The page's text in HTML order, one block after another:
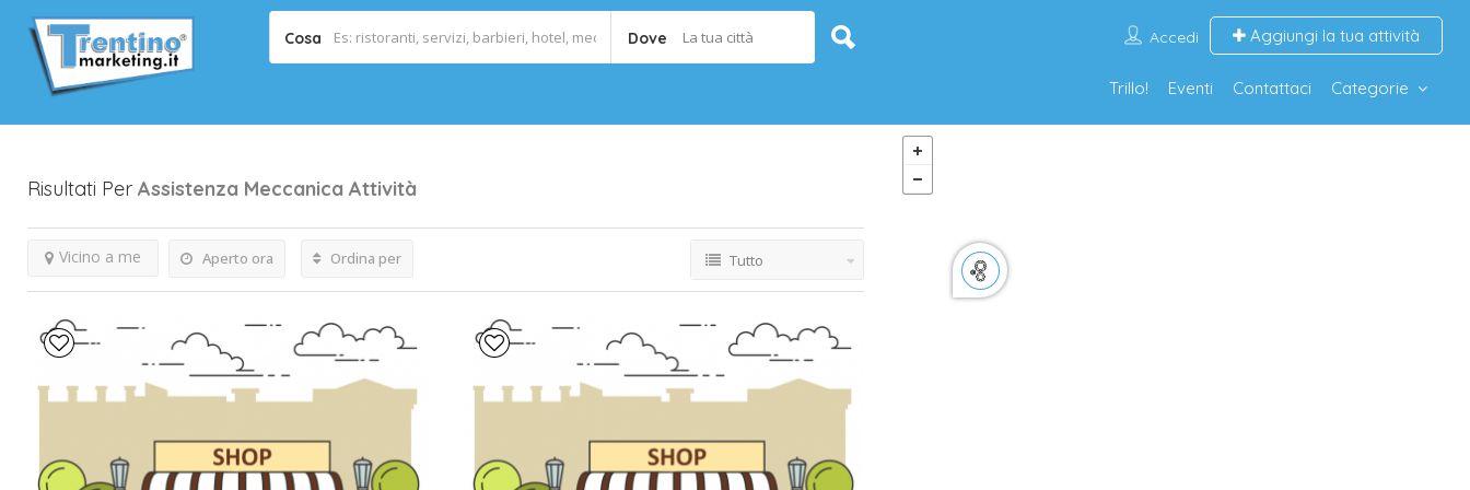
Cosa Dove La tua città Accedi Aggiungi la tua attività
Trillo! Eventi Contattaci Categorie
Risultati Per Assistenza Meccanica Attività
Aperto ora
Vicino a me Ordina per Tutto